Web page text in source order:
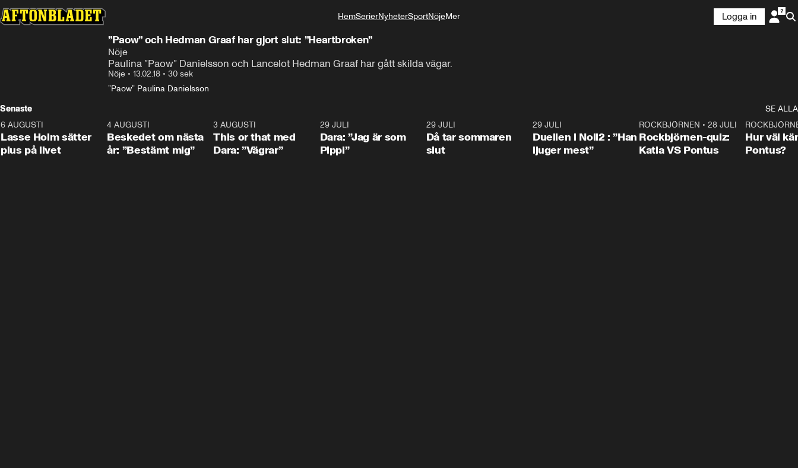
HemSerierNyheterSportNöjeMer
Logga in
”Paow” och Hedman Graaf har gjort slut: ”Heartbroken”
Nöje
Paulina ”Paow” Danielsson och Lancelot Hedman Graaf har gått skilda vägar.
Nöje • 13.02.18 • 30 sek
”Paow” Paulina Danielsson
Senaste
SE ALLA
1:04
6 AUGUSTI
Lasse Holm sätter
plus på livet
0:24
4 AUGUSTI
Beskedet om nästa
år: ”Bestämt mig”
3 AUGUSTI
This or that med
Dara: ”Vägrar”
29 JULI
Dara: ”Jag är som
Pippi”
29 JULI
Då tar sommaren
slut
29 JULI
Duellen i Noll2 : ”Han
ljuger mest”
0:15
ROCKBJÖRNEN •28 JULI
Rockbjörnen-quiz:
Katia VS Pontus
Hur väl
Pontus?